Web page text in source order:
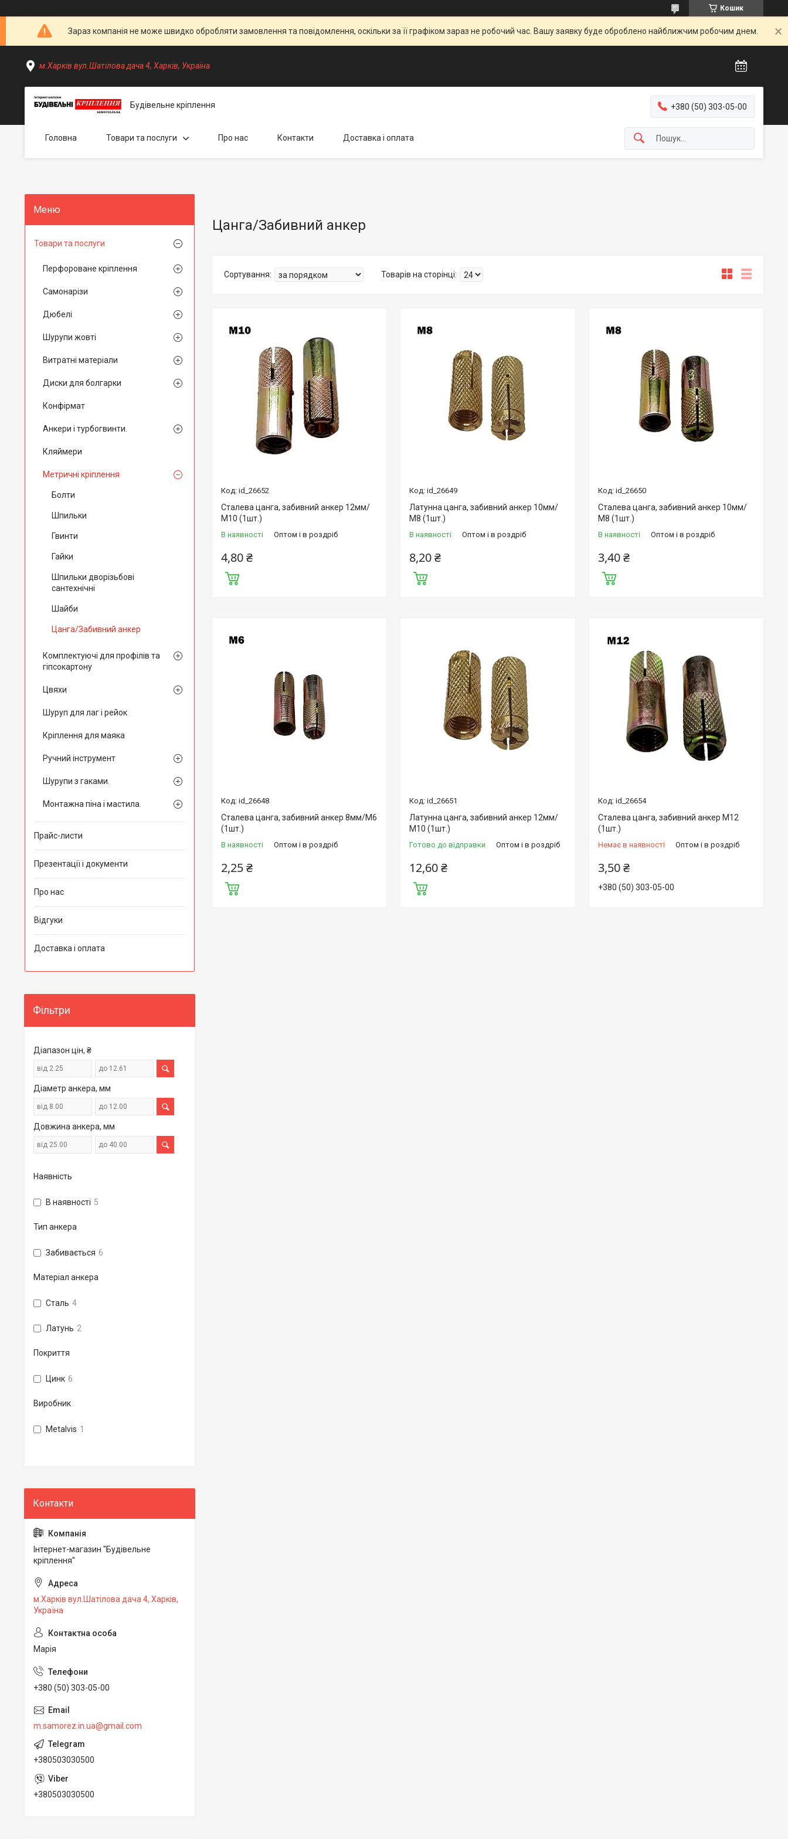
Кошик
Зараз компанія не може швидко обробляти замовлення та повідомлення, оскільки за її графіком зараз не робочий час. Вашу заявку буде оброблено найближчим робочим днем.
м.Харків вул.Шатілова дача 4, Харків, Україна
Будівельне кріплення +380 (50) 303-05-00
Головна Товари та послуги Про нас Контакти Доставка і оплата
Цанга/Забивний анкер
id_26652
Сталева цанга, забивний анкер 12мм/
М10 (1шт.)
В наявності Оптом і в роздріб
4,80 ₴
id_26649
Латунна цанга, забивний анкер 10мм/
М8 (1шт.)
В наявності Оптом і в роздріб
8,20 ₴
id_26650
Сталева цанга, забивний анкер 10мм/
М8 (1шт.)
В наявності Оптом і в роздріб
3,40 ₴
id_26648
Сталева цанга, забивний анкер 8мм/М6
(1шт.)
В наявності Оптом і в роздріб
2,25 ₴
id_26651
Латунна цанга, забивний анкер 12мм/
М10 (1шт.)
Готово до відправки Оптом і в роздріб
12,60 ₴
id_26654
Сталева цанга, забивний анкер М12
(1шт.)
Немає в наявності Оптом і в роздріб
3,50 ₴
+380 (50) 303-05-00
Товари та послуги
Перфороване кріплення
Самонарізи
Дюбелі
Шурупи жовті
Витратні матеріали
Диски для болгарки
Конфірмат
Анкери і турбогвинти.
Кляймери
Метричні кріплення
Болти
Шпильки
Гвинти
Гайки
Шпильки дворізьбові
сантехнічні
Шайби
Цанга/Забивний анкер
Комплектуючі для профілів та
гіпсокартону
Цвяхи
Шуруп для лаг і рейок
Кріплення для маяка
Ручний інструмент
Шурупи з гаками.
Монтажна піна і мастила.
Прайс-листи
Презентації і документи
Про нас
Відгуки
Доставка і оплата
Фільтри
Діапазон цін, ₴
Діаметр анкера, мм
Довжина анкера, мм
Наявність
В наявності 5
Тип анкера
Забивається 6
Матеріал анкера
Сталь 4
Латунь 2
Покриття
Цинк 6
Виробник
Metalvis 1
Інтернет-магазин "Будівельне
кріплення"
м.Харків вул.Шатілова дача 4, Харків,
Україна
Марія
+380 (50) 303-05-00
m.samorez.in.ua@gmail.com
+380503030500
+380503030500